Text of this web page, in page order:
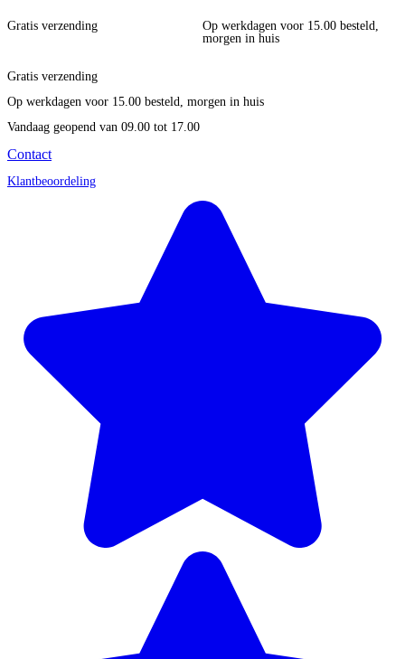
Gratis verzending
Op werkdagen voor 15.00 besteld,
morgen in huis
Gratis verzending
Op werkdagen voor 15.00 besteld, morgen in huis
Vandaag geopend van 09.00 tot 17.00
Contact
Klantbeoordeling